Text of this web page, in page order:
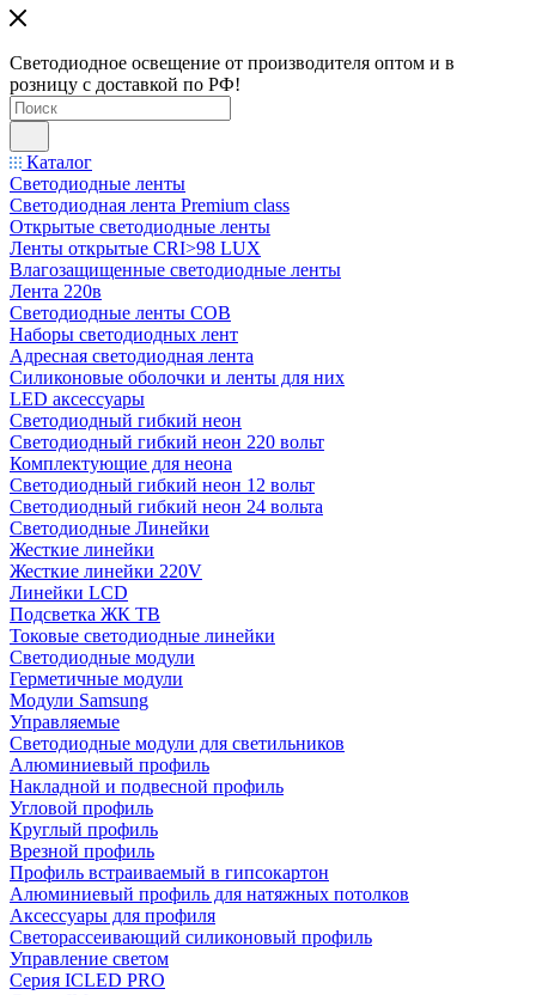
Светодиодное освещение от производителя оптом и в
розницу с доставкой по РФ!
Каталог
Светодиодные ленты
Светодиодная лента Premium class
Открытые светодиодные ленты
Ленты открытые CRI>98 LUX
Влагозащищенные светодиодные ленты
Лента 220в
Светодиодные ленты COB
Наборы светодиодных лент
Адресная светодиодная лента
Силиконовые оболочки и ленты для них
LED аксессуары
Светодиодный гибкий неон
Светодиодный гибкий неон 220 вольт
Комплектующие для неона
Светодиодный гибкий неон 12 вольт
Светодиодный гибкий неон 24 вольта
Светодиодные Линейки
Жесткие линейки
Жесткие линейки 220V
Линейки LCD
Подсветка ЖК ТВ
Токовые светодиодные линейки
Светодиодные модули
Герметичные модули
Модули Samsung
Управляемые
Светодиодные модули для светильников
Алюминиевый профиль
Накладной и подвесной профиль
Угловой профиль
Круглый профиль
Врезной профиль
Профиль встраиваемый в гипсокартон
Алюминиевый профиль для натяжных потолков
Аксессуары для профиля
Светорассеивающий силиконовый профиль
Управление светом
Серия ICLED PRO